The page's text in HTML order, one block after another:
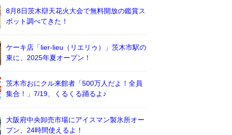
8月8日茨木辯天花火大会で無料開放の鑑賞ス
ポット調べてきた！
ケーキ店「lier-lieu（リエリゥ）」茨木市駅の
東に、2025年夏オープン！
茨木市おにクル来館者「500万人だよ！全員
集合！」7/19、くるくる踊るよ♪
大阪府中央卸売市場にアイスマン製氷所オー
プン、24時間使えるよ！